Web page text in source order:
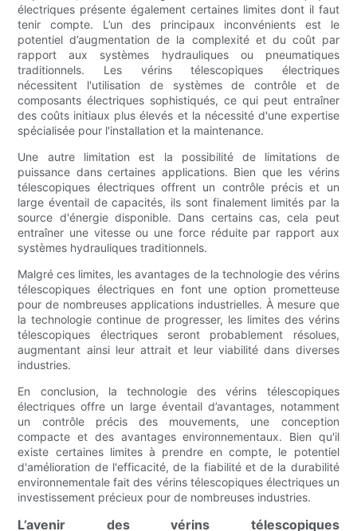
électriques présente également certaines limites dont il faut
tenir compte. L’un des principaux inconvénients est le
potentiel d’augmentation de la complexité et du coût par
rapport aux systèmes hydrauliques ou pneumatiques
traditionnels. Les vérins télescopiques électriques
nécessitent l'utilisation de systèmes de contrôle et de
composants électriques sophistiqués, ce qui peut entraîner
des coûts initiaux plus élevés et la nécessité d'une expertise
spécialisée pour l'installation et la maintenance.
Une autre limitation est la possibilité de limitations de
puissance dans certaines applications. Bien que les vérins
télescopiques électriques offrent un contrôle précis et un
large éventail de capacités, ils sont finalement limités par la
source d'énergie disponible. Dans certains cas, cela peut
entraîner une vitesse ou une force réduite par rapport aux
systèmes hydrauliques traditionnels.
Malgré ces limites, les avantages de la technologie des vérins
télescopiques électriques en font une option prometteuse
pour de nombreuses applications industrielles. À mesure que
la technologie continue de progresser, les limites des vérins
télescopiques électriques seront probablement résolues,
augmentant ainsi leur attrait et leur viabilité dans diverses
industries.
En conclusion, la technologie des vérins télescopiques
électriques offre un large éventail d’avantages, notamment
un contrôle précis des mouvements, une conception
compacte et des avantages environnementaux. Bien qu'il
existe certaines limites à prendre en compte, le potentiel
d'amélioration de l'efficacité, de la fiabilité et de la durabilité
environnementale fait des vérins télescopiques électriques un
investissement précieux pour de nombreuses industries.
L’avenir des vérins télescopiques